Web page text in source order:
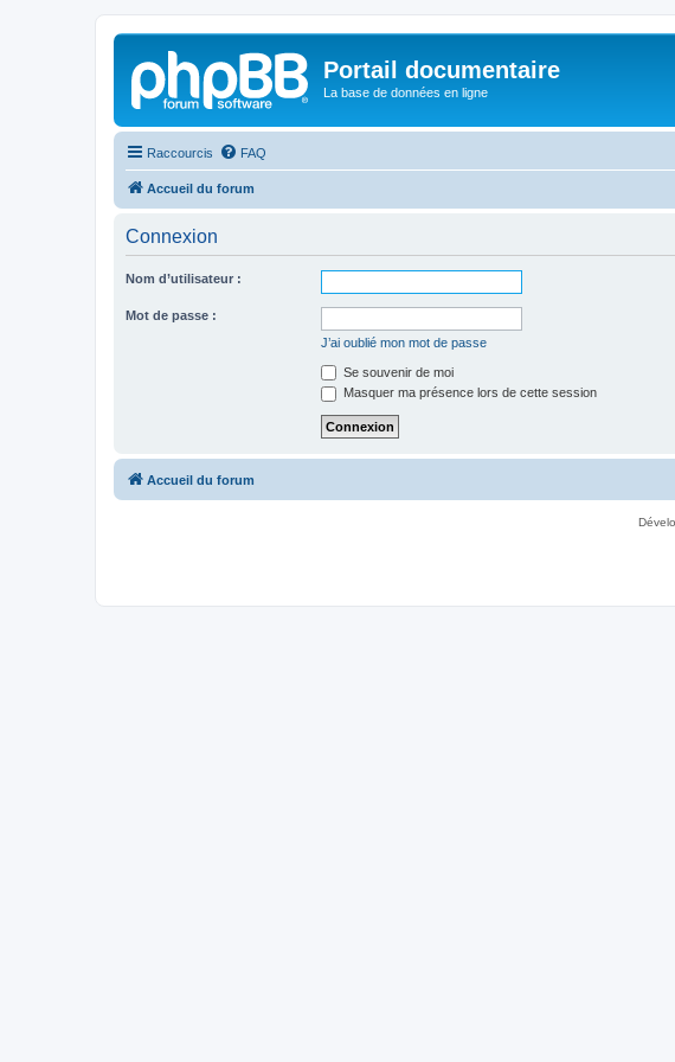
Portail documentaire
La base de données en ligne
Raccourcis FAQ
Accueil du forum
Connexion
Nom d’utilisateur :
Mot de passe :
J’ai oublié mon mot de passe
Se souvenir de moi
Masquer ma présence lors de cette session
Accueil du forum